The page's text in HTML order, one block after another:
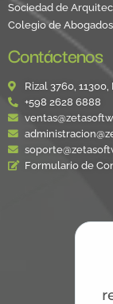
Sociedad de
Colegio de
Contáctenos
Rizal 3760,
+598 2628 6888
Formulario de